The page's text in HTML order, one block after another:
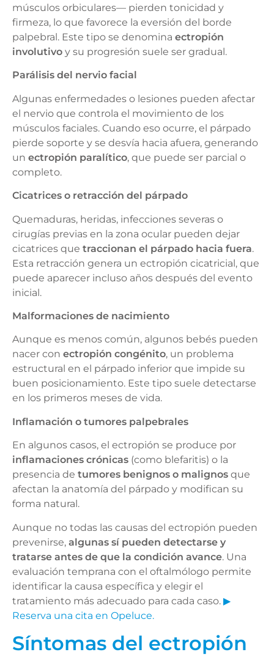
músculos orbiculares— pierden tonicidad y
firmeza, lo que favorece la eversión del borde
palpebral. Este tipo se denomina ectropión
involutivo y su progresión suele ser gradual.
Parálisis del nervio facial
Algunas enfermedades o lesiones pueden afectar
el nervio que controla el movimiento de los
músculos faciales. Cuando eso ocurre, el párpado
pierde soporte y se desvía hacia afuera, generando
un ectropión paralítico, que puede ser parcial o
completo.
Cicatrices o retracción del párpado
Quemaduras, heridas, infecciones severas o
cirugías previas en la zona ocular pueden dejar
cicatrices que traccionan el párpado hacia fuera.
Esta retracción genera un ectropión cicatricial, que
puede aparecer incluso años después del evento
inicial.
Malformaciones de nacimiento
Aunque es menos común, algunos bebés pueden
nacer con ectropión congénito, un problema
estructural en el párpado inferior que impide su
buen posicionamiento. Este tipo suele detectarse
en los primeros meses de vida.
Inflamación o tumores palpebrales
En algunos casos, el ectropión se produce por
inflamaciones crónicas (como blefaritis) o la
presencia de tumores benignos o malignos que
afectan la anatomía del párpado y modifican su
forma natural.
Aunque no todas las causas del ectropión pueden
prevenirse, algunas sí pueden detectarse y
tratarse antes de que la condición avance. Una
evaluación temprana con el oftalmólogo permite
identificar la causa específica y elegir el
tratamiento más adecuado para cada caso. ▶
Reserva una cita en Opeluce.
Síntomas del ectropión